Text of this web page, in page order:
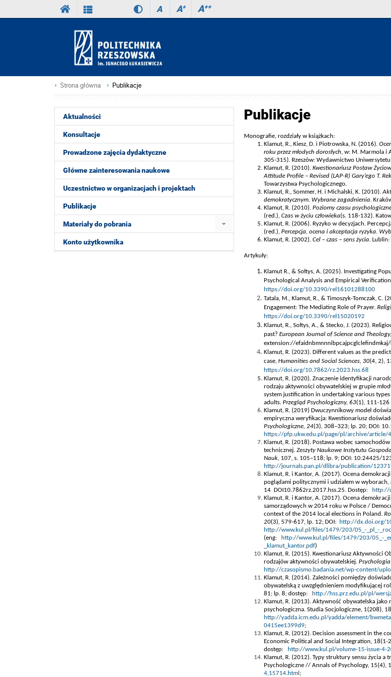
A A+ A++
Strona główna Publikacje
Aktualności
Konsultacje
Prowadzone zajęcia dydaktyczne
Główne zainteresowania naukowe
Uczestnictwo w organizacjach i projektach
Publikacje
Materiały do pobrania
Konto użytkownika
Publikacje
Monografie, rozdziały w książkach:
Klamut, R., Kiesz, D. i Piotrowska, N. (2016).
roku przez młodych dorosłych, w: M. Marmola i
305-315). Rzeszów: Wydawnictwo Uniwersytetu
Klamut, R. (2010). Kwestionariusz Postaw
Attitude Profile – Revised (LAP-R) Gary’ego T.
Towarzystwa Psychologicznego.
Klamut, R., Sommer, H. i Michalski, K. (2010).
demokratycznym. Wybrane zagadnienia.
Klamut, R. (2010). Poziomy czasu
(red.), Czas w życiu człowieka(s. 118-132).
Klamut, R. (2006). Ryzyko w decyzjach.
(red.), Percepcja, ocena i akceptacja ryzyka.
Klamut, R. (2002). Cel – czas – sens życia.
Artykuły:
Klamut R., & Sołtys, A. (2025). Investigating
Psychological Analysis and Empirical
https://doi.org/10.3390/rel16101288100
Tatala, M., Klamut, R., & Timoszyk-Tomczak, C.
Engagement: The Mediating Role of Prayer.
https://doi.org/10.3390/rel15020192
Klamut, R., Sołtys, A., & Stecko, J. (2023).
past? European Journal of Science and
extension://
Klamut, R. (2023). Different values as the
case, Humanities and Social Sciences, 30(4, 2),
https://doi.org/10.7862/rz.2023.hss.68
Klamut, R. (2020). Znaczenie identyfikacji
rodzaju aktywności obywatelskiej w grupie
system justification in undertaking various
adults. Przegląd Psychologiczny, 63(1), 111-
Klamut, R. (2019) Dwuczynnikowy model
empiryczna weryfikacja: Kwestionariusz
Psychologiczne, 24(3), 308–323; lp. 20; DOI:
https://pfp.ukw.edu.pl/page/pl/archive/article/
Klamut, R. (2018). Postawa wobec
technicznej. Zeszyty Naukowe Instytutu
Nauk, 107, s. 105–118; lp. 9; DOI: 10.24425/
http://journals.pan.pl/dlibra/publication/
Klamut, R. i Kantor, A. (2017). Ocena
poglądami politycznymi i udziałem w wyborach,
14 DOI10.7862rz.2017.hss.25. Dostęp:
http://
Klamut, R. i Kantor, A. (2017). Ocena
samorządowych w 2014 roku w Polsce /
context of the 2014 local elections in Poland.
20(3), 579-617, lp. 12; DOI: http://dx.doi.org/
http://www.kul.pl/files/1479/203/05_-_pl_-
(eng:
http://www.kul.pl/files/1479/203/05_-
_klamut_kantor.pdf)
Klamut, R. (2015). Kwestionariusz Aktywności
rodzajów aktywności obywatelskiej. Psychologia
http://czasopismo.badania.net/wp-content/
Klamut, R. (2014). Zależności pomiędzy
obywatelską z uwzględnieniem modyfikującej
81; lp. 8; dostęp:
http://hss.prz.edu.pl/pl/
Klamut, R. (2013). Aktywność obywatelska jako
psychologiczna. Studia Socjologiczne, 1(208),
http://yadda.icm.edu.pl/yadda/element/
0415ee1399d9;
Klamut, R. (2012). Decision assessment in the
Economic Political and Social Integration,
dostęp:
http://www.kul.pl/volume-15-issue-4-
Klamut, R. (2012). Typy struktury sensu życia a
Psychologiczne // Annals of Psychology, 15(4),
4,15714.html ;